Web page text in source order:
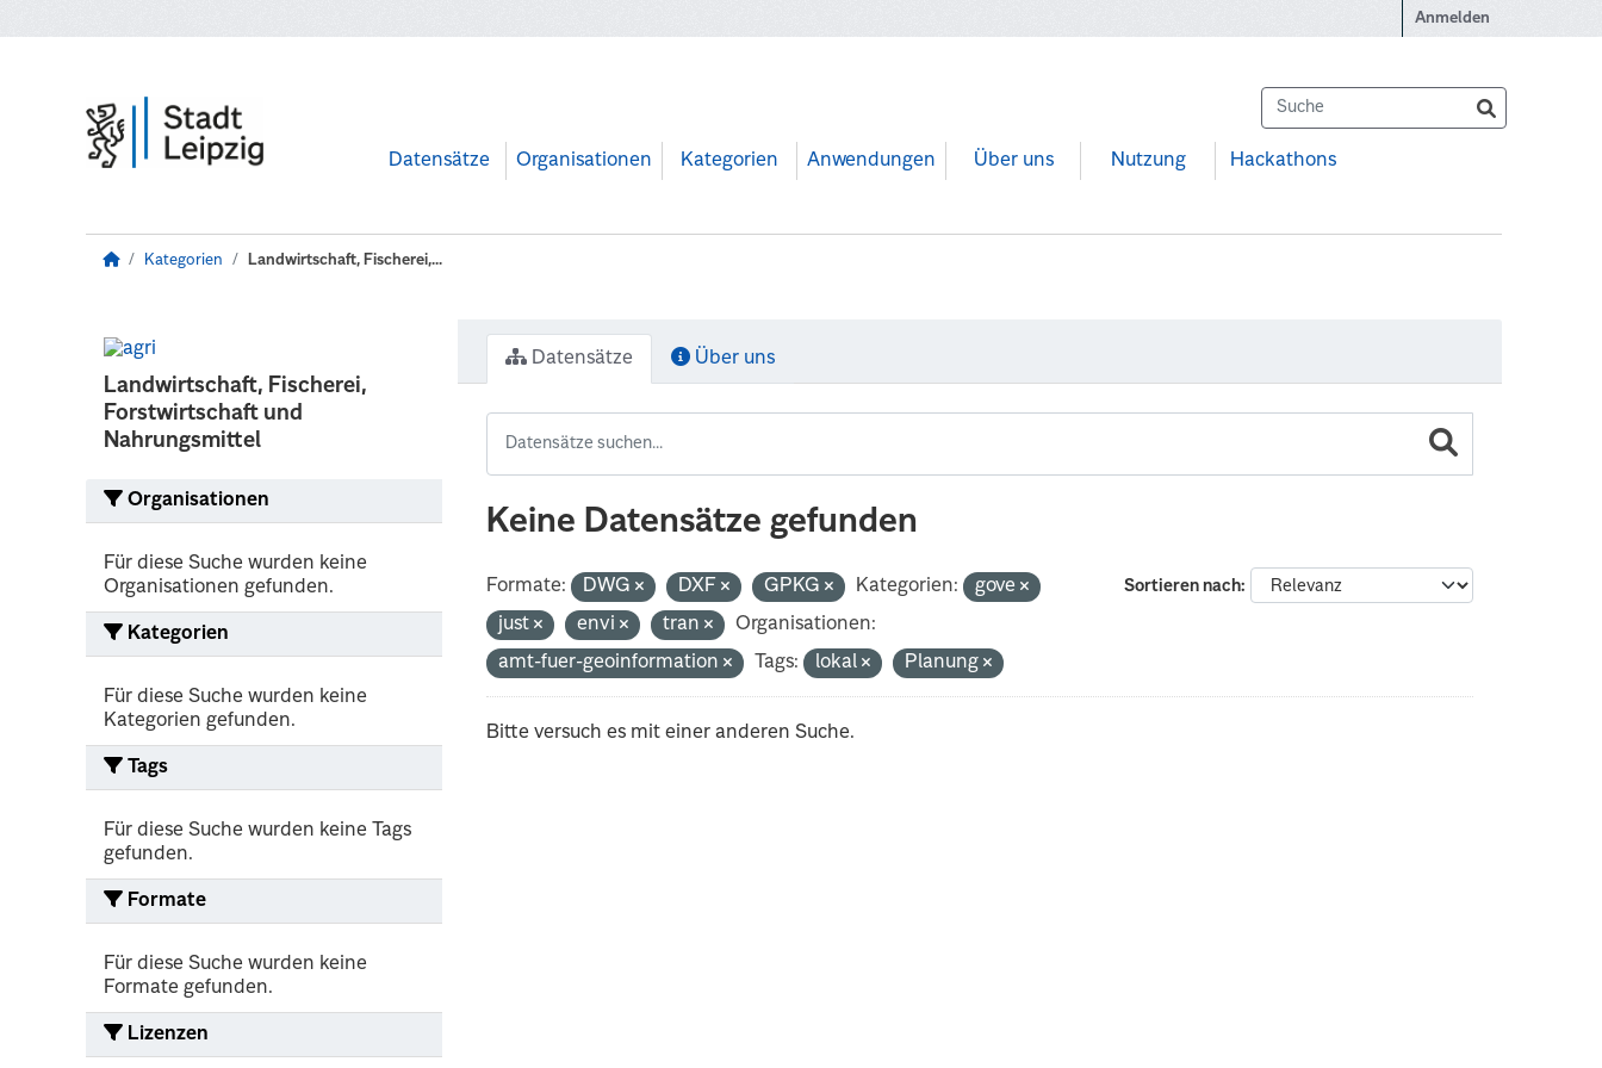
Anmelden
Datensätze Organisationen Kategorien Anwendungen Über uns Nutzung Hackathons
Kategorien Landwirtschaft, Fischerei,...
Landwirtschaft, Fischerei,
Forstwirtschaft und
Nahrungsmittel
Organisationen
Für diese Suche wurden keine
Organisationen gefunden.
Kategorien
Für diese Suche wurden keine
Kategorien gefunden.
Tags
Für diese Suche wurden keine Tags
gefunden.
Formate
Für diese Suche wurden keine
Formate gefunden.
Lizenzen
Datensätze Über uns
Keine Datensätze gefunden
Sortieren nach
Formate: DWG DXF GPKG Kategorien:
gove
just
envi tran
Organisationen:
amt-fuer-geoinformation
Tags: lokal Planung
Bitte versuch es mit einer anderen Suche.